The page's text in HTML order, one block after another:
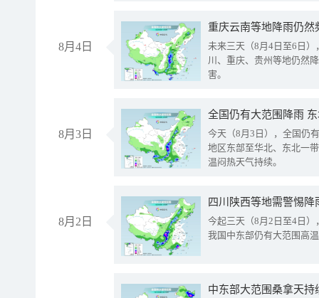
8月4日
重庆云南等地降雨仍然
未来三天（8月4日至6日
川、重庆、贵州等地仍然
害。
8月3日
全国仍有大范围降雨
今天（8月3日），全国仍
地区东部至华北、东北一
温闷热天气持续。
8月2日
今起三天（8月2日至4日
我国中东部仍有大范围高
中东部大范围桑拿天